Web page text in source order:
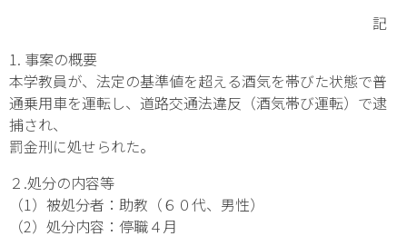
記
1. 事案の概要
本学教員が、法定の基準値を超える酒気を帯びた状態で普
通乗用車を運転し、道路交通法違反（酒気帯び運転）で逮
捕され、
罰金刑に処せられた。
２.処分の内容等
（1）被処分者：助教（６０代、男性）
（2）処分内容：停職４月